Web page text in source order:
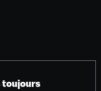
toujours